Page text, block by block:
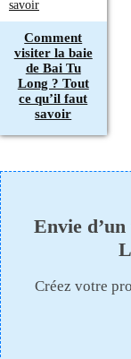
Comment
visiter la baie
de Bai Tu
Long ? Tout
ce qu’il faut
savoir
Envie
Créez votre